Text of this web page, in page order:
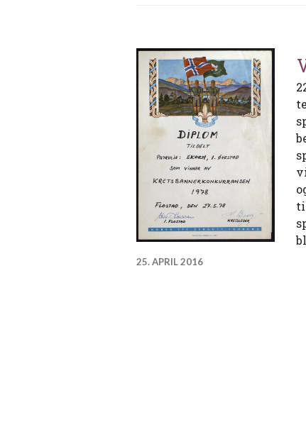
25. APRIL 2016